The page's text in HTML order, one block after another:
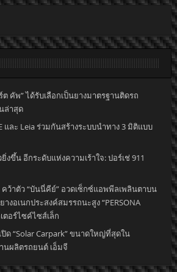
คัพ” ได้รับเลือกเป็นยางมาตรฐานติดรถ
ล่าสุด
และ Leia ร่วมกันสร้างระบบนำทาง 3 มิติแบบ
งขึ้น อีกระดับแห่งความเร้าใจ: ปอร์เช่ 911
คว้าตัว “บันนี่คีย์” อวดเซ็กซ์แอพพีลเพลินตาบน
งอเนกประสงค์สมรรถนะสูง “PERSONA
ตอร์ไซค์ไซส์เล็ก
ปิด “Solar Carpark” ขนาดใหญ่ที่สุดใน
นผลิตรถยนต์ เอ็มจี